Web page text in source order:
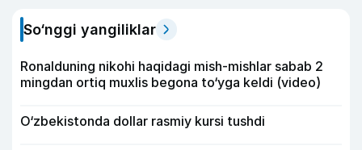
So‘nggi yangiliklar
Ronalduning nikohi haqidagi mish-mishlar sabab 2
mingdan ortiq muxlis begona to‘yga keldi (video)
O‘zbekistonda dollar rasmiy kursi tushdi